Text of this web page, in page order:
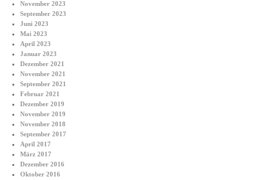
November 2023
September 2023
Juni 2023
Mai 2023
April 2023
Januar 2023
Dezember 2021
November 2021
September 2021
Februar 2021
Dezember 2019
November 2019
November 2018
September 2017
April 2017
März 2017
Dezember 2016
Oktober 2016